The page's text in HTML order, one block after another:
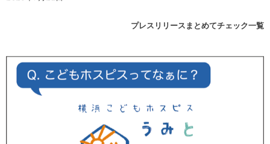
プレスリリースまとめてチェック一覧